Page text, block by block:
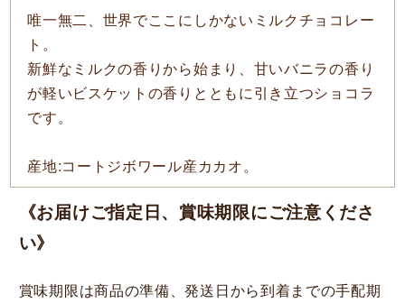
唯一無二、世界でここにしかないミルクチョコレー
ト。
新鮮なミルクの香りから始まり、甘いバニラの香り
が軽いビスケットの香りとともに引き立つショコラ
です。
産地:コートジボワール産カカオ。
《お届けご指定日、賞味期限にご注意くださ
い》
賞味期限は商品の準備、発送日から到着までの手配期